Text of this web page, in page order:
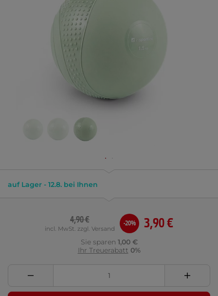
auf Lager - 12.8. bei Ihnen
3,90 €
4,90 €
incl. MwSt. zzgl. Versand
-20%
Sie sparen 1,00 €
Ihr Treuerabatt 0%